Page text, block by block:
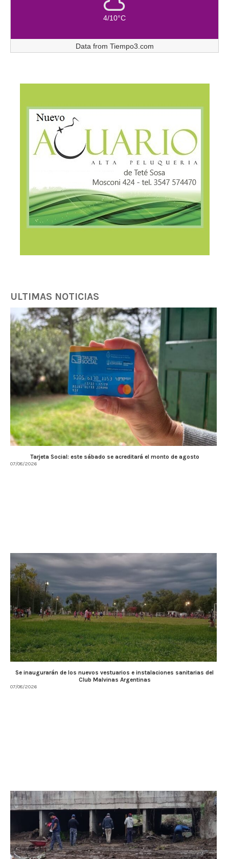
4/10°C
Data from Tiempo3.com
ULTIMAS NOTICIAS
Tarjeta Social: este sábado se acreditará el monto de agosto
07/08/2026
Se inaugurarán de los nuevos vestuarios e instalaciones sanitarias del
Club Malvinas Argentinas
07/08/2026